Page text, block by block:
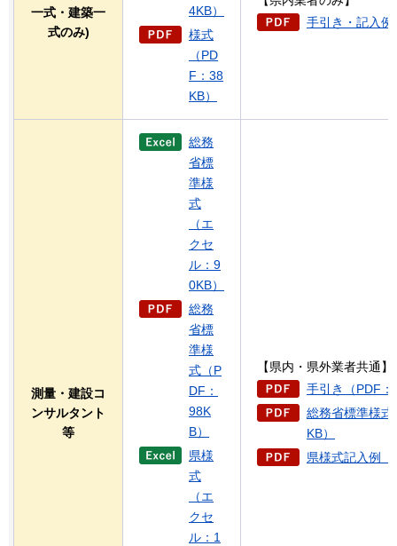
一式・建築一
式のみ)
4KB）
様式
（PD
F：38
KB）
手引き・記入
測量・建設コ
ンサルタント
等
総務
省標
準様
式
（エ
クセ
ル：9
0KB）
総務
省標
準様
式（P
DF：
98K
B）
県様
式
（エ
クセ
ル：1
【県内・県外業者共通】
手引き（PDF：
総務省標準様
KB）
県様式記入例